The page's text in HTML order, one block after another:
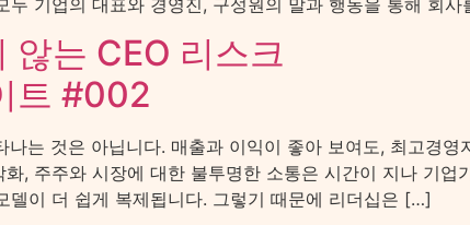
않는 CEO 리스크
트 #002
는 것은 아닙니다. 매출과 이익이 좋아 보여도, 최고경
, 주주와 시장에 대한 불투명한 소통은 시간이 지나 기
델이 더 쉽게 복제됩니다. 그렇기 때문에 리더십은 […]